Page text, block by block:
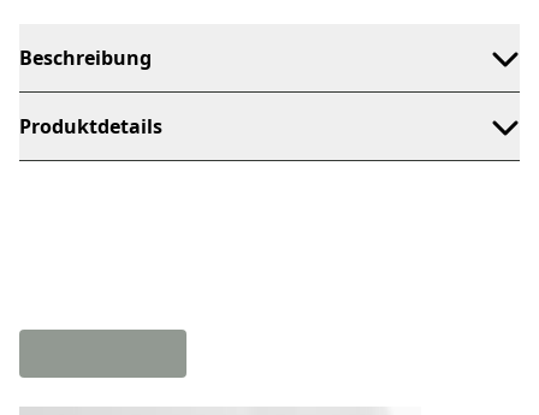
Beschreibung
Produktdetails